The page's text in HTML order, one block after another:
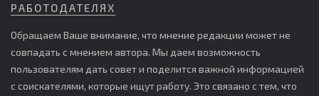
РАБОТОДАТЕЛЯХ
Обращаем Ваше внимание, что мнение редакции может не
совпадать с мнением автора. Мы даем возможность
пользователям дать совет и поделится важной информацией
с соискателями, которые ищут работу. Это связано с тем, что